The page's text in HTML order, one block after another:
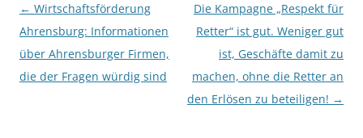
Beitragsnavigation
← Wirtschaftsförderung
Ahrensburg: Informationen
über Ahrensburger Firmen,
die der Fragen würdig sind
Die Kampagne „Respekt für
Retter“ ist gut. Weniger gut
ist, Geschäfte damit zu
machen, ohne die Retter an
den Erlösen zu beteiligen! →